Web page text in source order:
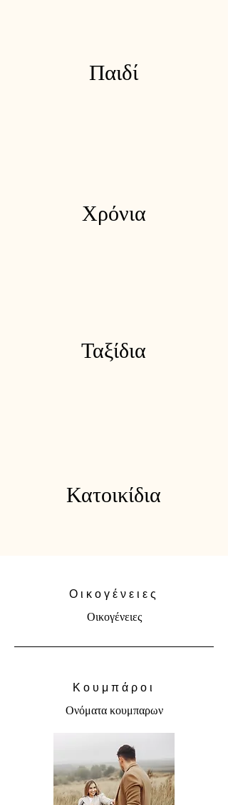
Παιδί
Χρόνια
Ταξίδια
Κατοικίδια
Οικογένειες
Οικογένειες
Κουμπάροι
Ονόματα κουμπαρων